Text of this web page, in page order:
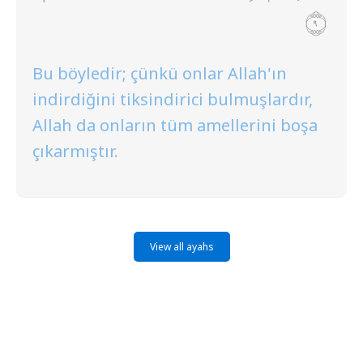
Bu böyledir; çünkü onlar Allah'ın
indirdiğini tiksindirici bulmuşlardır,
Allah da onların tüm amellerini boşa
çıkarmıştır.
View all ayahs